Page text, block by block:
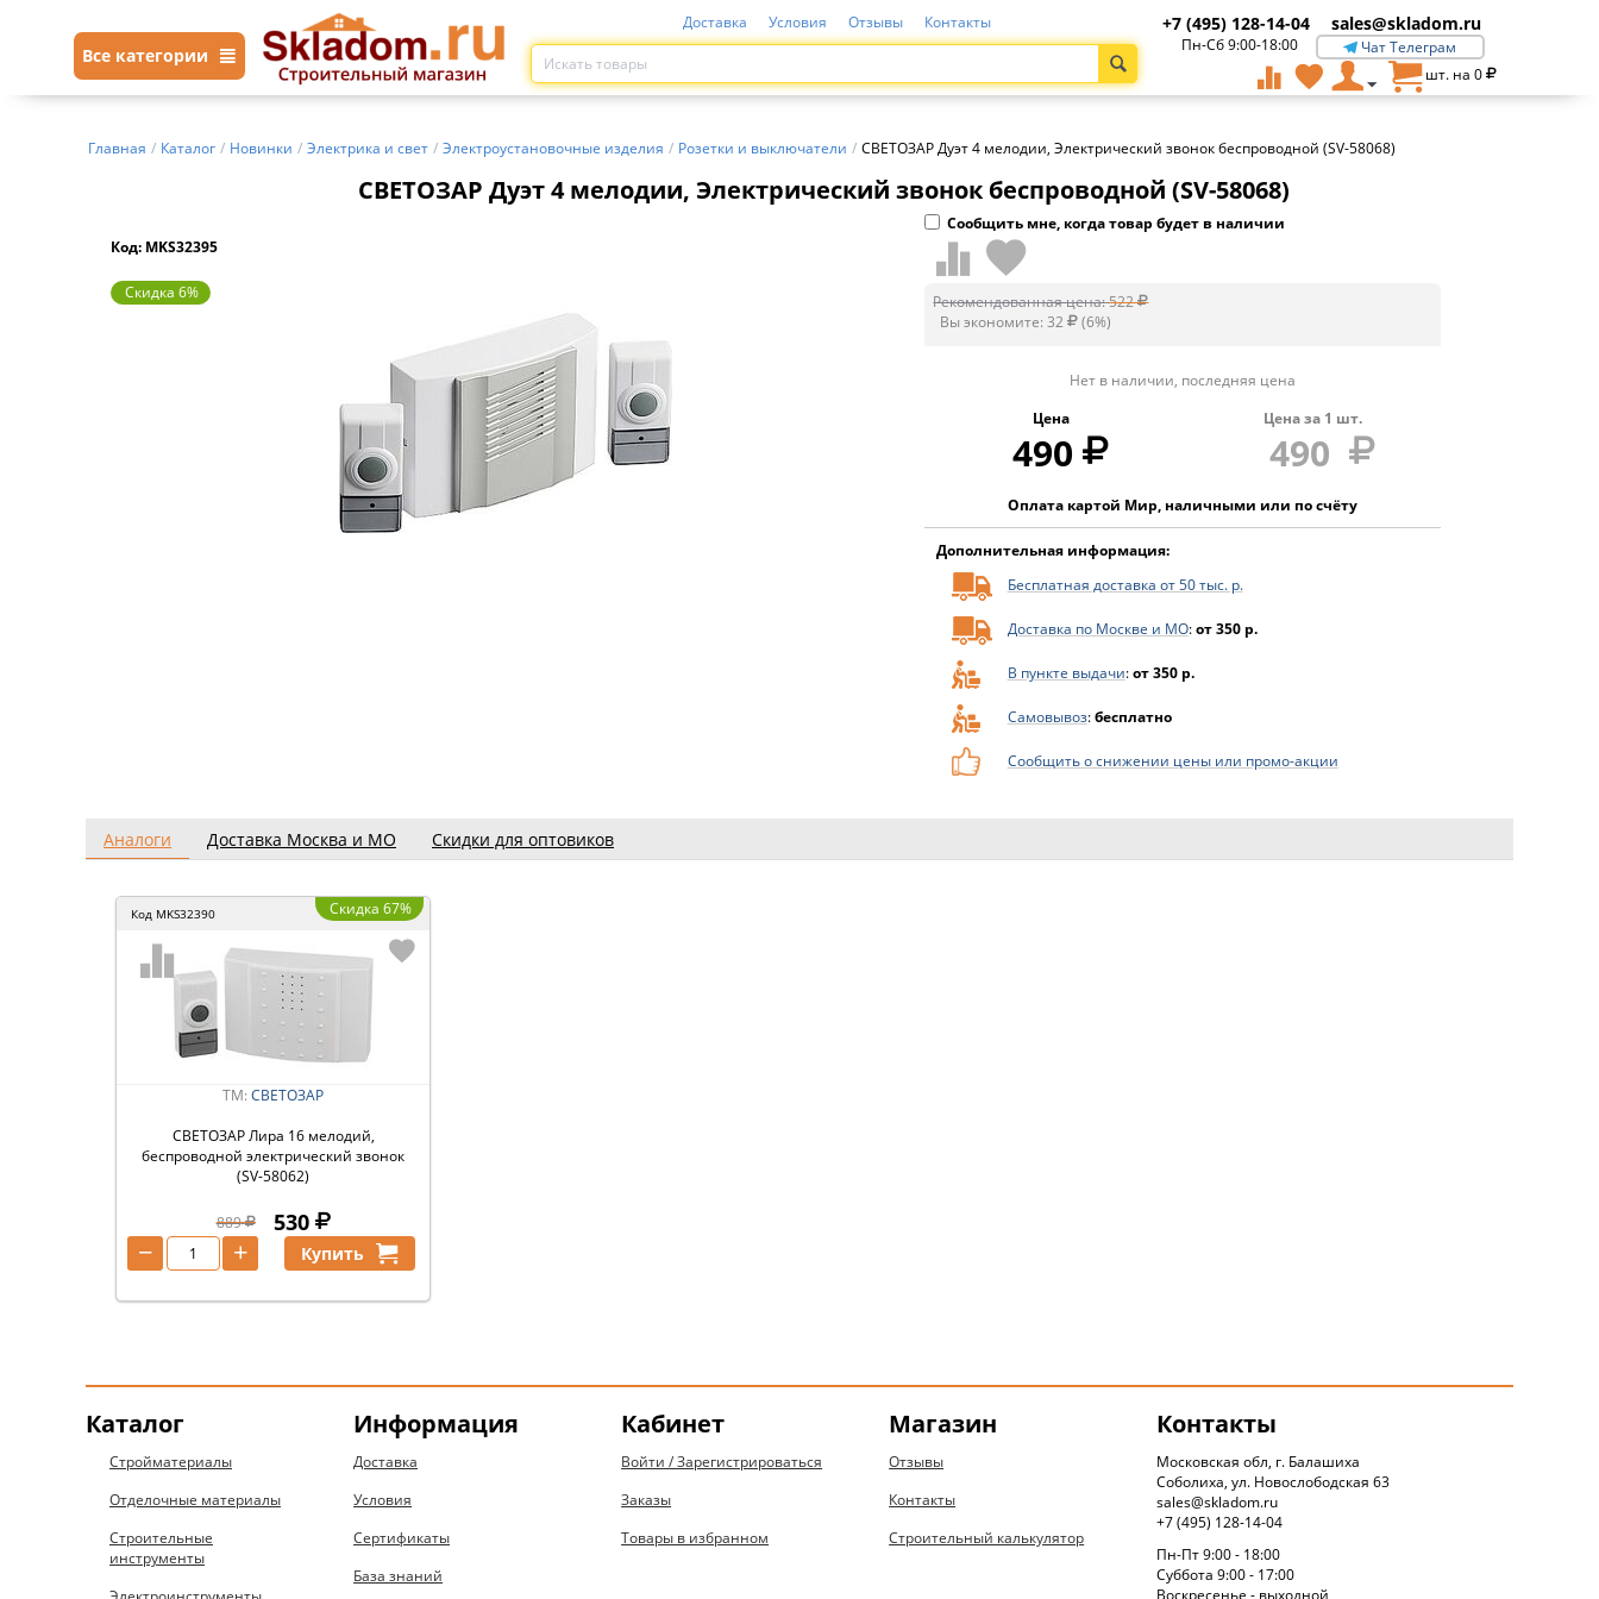
Все категории
Доставка Условия Отзывы Контакты +7 (495) 128-14-04 sales@skladom.ru
Пн-Сб 9:00-18:00
Чат Телеграм
шт. на 0
Главная / Каталог / Новинки / Электрика и свет / Электроустановочные изделия / Розетки и выключатели / СВЕТОЗАР Дуэт 4 мелодии, Электрический звонок беспроводной (SV-58068)
СВЕТОЗАР Дуэт 4 мелодии, Электрический звонок беспроводной (SV-58068)
Код: MKS32395
Скидка 6%
Сообщить мне, когда товар будет в наличии
Рекомендованная цена:522
Вы экономите:32 (6%)
Нет в наличии, последняя цена
Цена
490
Цена за 1 шт.
490
Оплата картой Мир, наличными или по счёту
Дополнительная информация:
Бесплатная доставка от 50 тыс. р.
Доставка по Москве и МО:от 350 р.
В пункте выдачи:от 350 р.
Самовывоз:бесплатно
Сообщить о снижении цены или промо-акции
Аналоги Доставка Москва и МО Скидки для оптовиков
Код MKS32390 Скидка 67%
ТМ: СВЕТОЗАР
СВЕТОЗАР Лира 16 мелодий,
беспроводной электрический звонок
(SV-58062)
889 530
+
− Купить
Каталог
Стройматериалы
Отделочные материалы
Строительные
инструменты
Информация
Доставка
Условия
Сертификаты
База знаний
Кабинет
Войти / Зарегистрироваться
Заказы
Товары в избранном
Магазин
Отзывы
Контакты
Строительный калькулятор
Контакты
Московская обл, г. Балашиха
Соболиха, ул. Новослободская 63
sales@skladom.ru
+7 (495) 128-14-04
Пн-Пт 9:00 - 18:00
Суббота 9:00 - 17:00
Воскресенье - выходной